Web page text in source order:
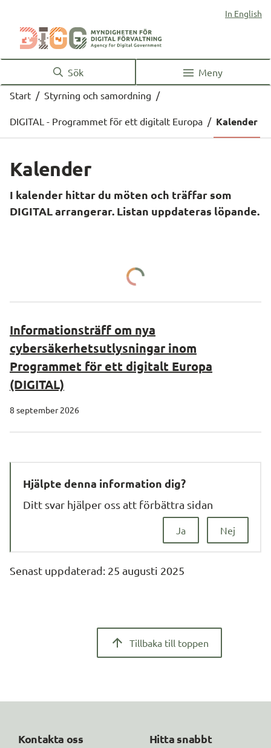
In English
Sök
Meny
Start / Styrning och samordning /
DIGITAL - Programmet för ett digitalt Europa / Kalender
Kalender
I kalender hittar du möten och träffar som
DIGITAL arrangerar. Listan uppdateras löpande.
Informationsträff om nya
cybersäkerhetsutlysningar inom
Programmet för ett digitalt Europa
(DIGITAL)
8 september 2026
Hjälpte denna information dig?
Nej
Ja
Ditt svar hjälper oss att förbättra sidan
Senast uppdaterad: 25 augusti 2025
Tillbaka till toppen
Kontakta oss Hitta snabbt